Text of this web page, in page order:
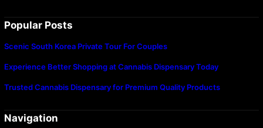
Popular Posts
Scenic South Korea Private Tour For Couples
Experience Better Shopping at Cannabis Dispensary Today
Trusted Cannabis Dispensary for Premium Quality Products
Navigation